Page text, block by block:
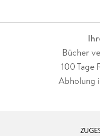
Bücher
100 Tage
Abholung